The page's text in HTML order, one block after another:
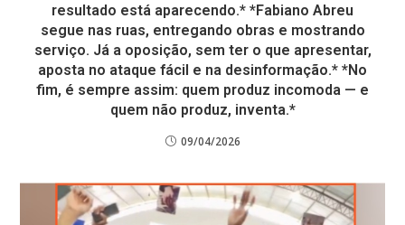
resultado está aparecendo.* *Fabiano Abreu
segue nas ruas, entregando obras e mostrando
serviço. Já a oposição, sem ter o que apresentar,
aposta no ataque fácil e na desinformação.* *No
fim, é sempre assim: quem produz incomoda — e
quem não produz, inventa.*
09/04/2026